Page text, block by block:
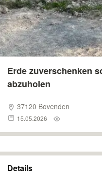
Erde zuverschenken
abzuholen
37120 Bovenden
15.05.2026
Details